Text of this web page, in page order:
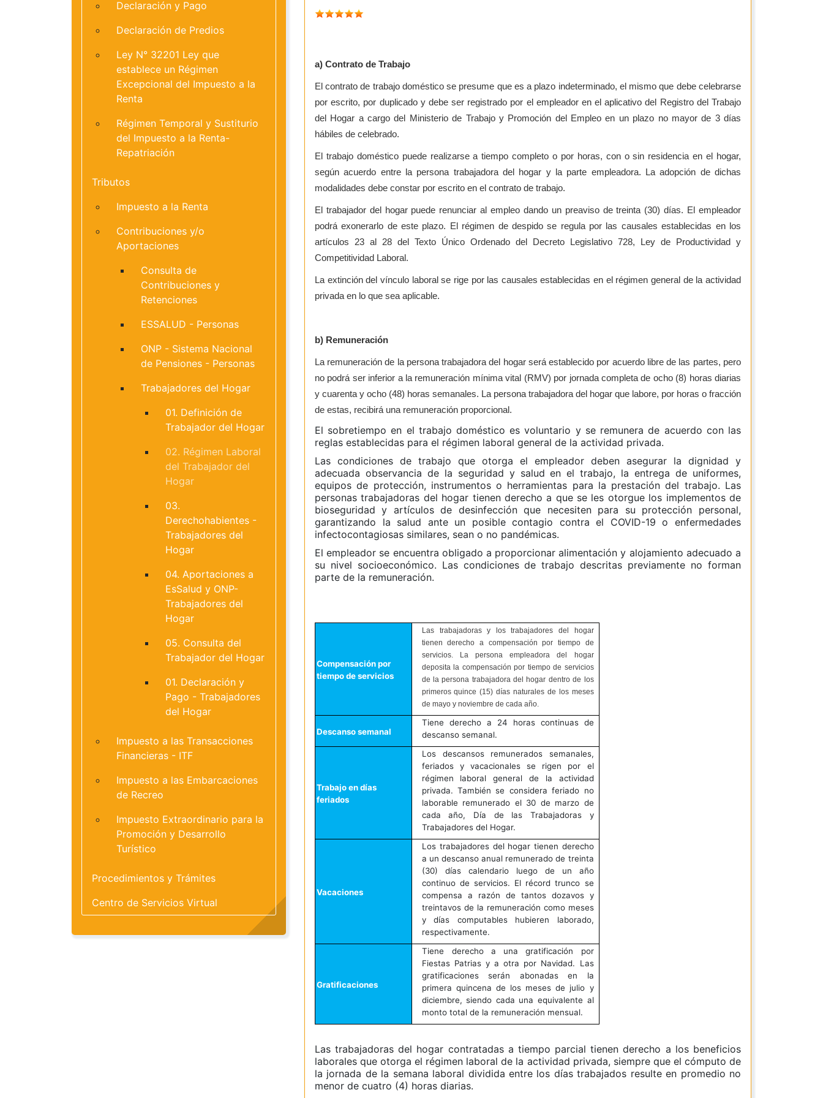
a) Contrato de Trabajo
El contrato de trabajo doméstico se presume que es a plazo indeterminado, el mismo que debe celebrarse
por escrito, por duplicado y debe ser registrado por el empleador en el aplicativo del Registro del Trabajo
del Hogar a cargo del Ministerio de Trabajo y Promoción del Empleo en un plazo no mayor de 3 días
hábiles de celebrado.
El trabajo doméstico puede realizarse a tiempo completo o por horas, con o sin residencia en el hogar,
según acuerdo entre la persona trabajadora del hogar y la parte empleadora. La adopción de dichas
modalidades debe constar por escrito en el contrato de trabajo.
El trabajador del hogar puede renunciar al empleo dando un preaviso de treinta (30) días. El empleador
podrá exonerarlo de este plazo. El régimen de despido se regula por las causales establecidas en los
artículos 23 al 28 del Texto Único Ordenado del Decreto Legislativo 728, Ley de Productividad y
Competitividad Laboral.
La extinción del vínculo laboral se rige por las causales establecidas en el régimen general de la actividad
privada en lo que sea aplicable.
b) Remuneración
La remuneración de la persona trabajadora del hogar será establecido por acuerdo libre de las partes, pero
no podrá ser inferior a la remuneración mínima vital (RMV) por jornada completa de ocho (8) horas diarias
y cuarenta y ocho (48) horas semanales. La persona trabajadora del hogar que labore, por horas o fracción
de estas, recibirá una remuneración proporcional.
El sobretiempo en el trabajo doméstico es voluntario y se remunera de acuerdo con las
reglas establecidas para el régimen laboral general de la actividad privada.
Las condiciones de trabajo que otorga el empleador deben asegurar la dignidad y
adecuada observancia de la seguridad y salud en el trabajo, la entrega de uniformes,
equipos de protección, instrumentos o herramientas para la prestación del trabajo. Las
personas trabajadoras del hogar tienen derecho a que se les otorgue los implementos de
bioseguridad y artículos de desinfección que necesiten para su protección personal,
garantizando la salud ante un posible contagio contra el COVID-19 o enfermedades
infectocontagiosas similares, sean o no pandémicas.
El empleador se encuentra obligado a proporcionar alimentación y alojamiento adecuado a
su nivel socioeconómico. Las condiciones de trabajo descritas previamente no forman
parte de la remuneración.
Compensación por
tiempo de servicios
Las trabajadoras y los trabajadores del hogar
tienen derecho a compensación por tiempo de
servicios. La persona empleadora del hogar
deposita la compensación por tiempo de servicios
de la persona trabajadora del hogar dentro de los
primeros quince (15) días naturales de los meses
de mayo y noviembre de cada año.
Descanso semanal
Tiene derecho a 24 horas continuas de
descanso semanal.
Trabajo en días
feriados
Los descansos remunerados semanales,
feriados y vacacionales se rigen por el
régimen laboral general de la actividad
privada. También se considera feriado no
laborable remunerado el 30 de marzo de
cada año, Día de las Trabajadoras y
Trabajadores del Hogar.
Vacaciones
Los trabajadores del hogar tienen derecho
a un descanso anual remunerado de treinta
(30) días calendario luego de un año
continuo de servicios. El récord trunco se
compensa a razón de tantos dozavos y
treintavos de la remuneración como meses
y días computables hubieren laborado,
respectivamente.
Gratificaciones
Tiene derecho a una gratificación por
Fiestas Patrias y a otra por Navidad. Las
gratificaciones serán abonadas en la
primera quincena de los meses de julio y
diciembre,siendo cada una equivalente al
monto total de la remuneración mensual.
Las trabajadoras del hogar contratadas a tiempo parcial tienen derecho a los beneficios
laborales que otorga el régimen laboral de la actividad privada, siempre que el cómputo de
la jornada de la semana laboral dividida entre los días trabajados resulte en promedio no
menor de cuatro (4) horas diarias.
Declaración y Pago
Declaración de Predios
Ley N° 32201 Ley que
establece un Régimen
Excepcional del Impuesto a la
Renta
Régimen Temporal y Sustiturio
del Impuesto a la Renta-
Repatriación
Tributos
Impuesto a la Renta
Contribuciones y/o
Aportaciones
Consulta de
Contribuciones y
Retenciones
ESSALUD - Personas
ONP - Sistema Nacional
de Pensiones - Personas
Trabajadores del Hogar
01. Definición de
Trabajador del Hogar
02. Régimen Laboral
del Trabajador del
Hogar
03.
Derechohabientes -
Trabajadores del
Hogar
04. Aportaciones a
EsSalud y ONP-
Trabajadores del
Hogar
05. Consulta del
Trabajador del Hogar
01. Declaración y
Pago - Trabajadores
del Hogar
Impuesto a las Transacciones
Financieras - ITF
Impuesto a las Embarcaciones
de Recreo
Impuesto Extraordinario para la
Promoción y Desarrollo
Turístico
Procedimientos y Trámites
Centro de Servicios Virtual